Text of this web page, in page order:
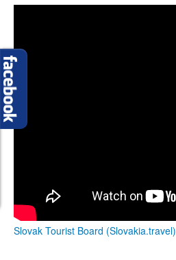
Slovak Tourist Board (Slovakia.travel)